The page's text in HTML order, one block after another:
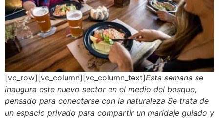
[vc_row][vc_column][vc_column_text]Esta semana se
inaugura este nuevo sector en el medio del bosque,
pensado para conectarse con la naturaleza Se trata de
un espacio privado para compartir un maridaje guiado y